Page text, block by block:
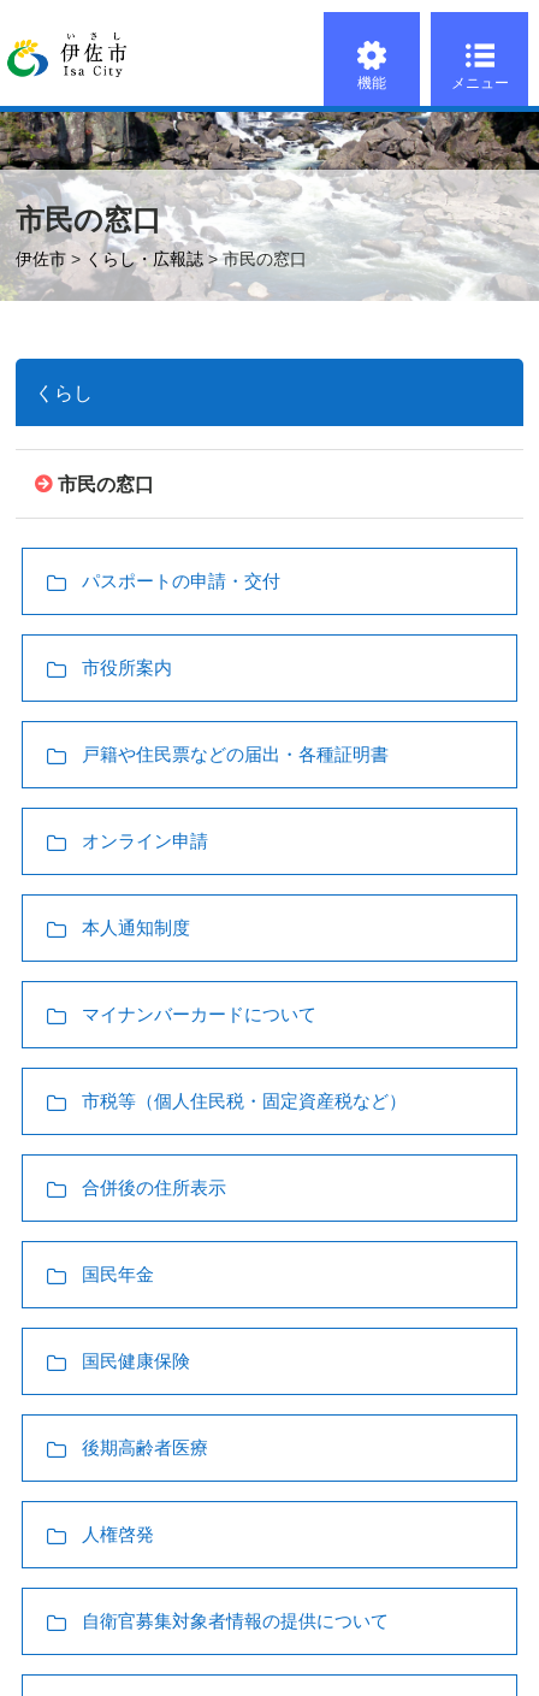
機能 メニュー
市民の窓口
伊佐市 > くらし・広報誌 > 市民の窓口
くらし
市民の窓口
パスポートの申請・交付
市役所案内
戸籍や住民票などの届出・各種証明書
オンライン申請
本人通知制度
マイナンバーカードについて
市税等（個人住民税・固定資産税など）
合併後の住所表示
国民年金
国民健康保険
後期高齢者医療
人権啓発
自衛官募集対象者情報の提供について